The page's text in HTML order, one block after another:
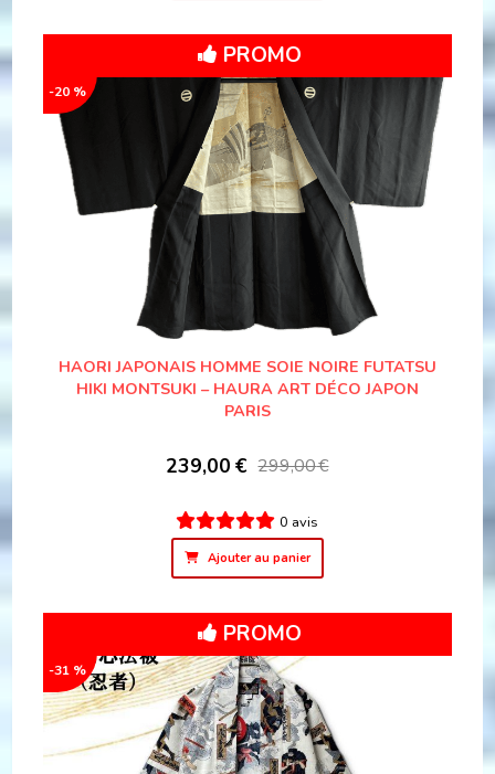
PROMO
-20 %
HAORI JAPONAIS HOMME SOIE NOIRE FUTATSU
HIKI MONTSUKI – HAURA ART DÉCO JAPON
PARIS
239,00 € 299,00€
0 avis
Ajouter au panier
PROMO
-31 %